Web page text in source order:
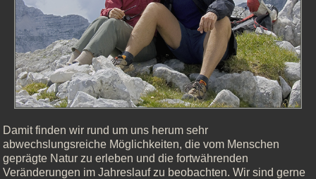
Damit finden wir rund um uns herum sehr
abwechslungsreiche Möglichkeiten, die vom Menschen
geprägte Natur zu erleben und die fortwährenden
Veränderungen im Jahreslauf zu beobachten. Wir sind gerne